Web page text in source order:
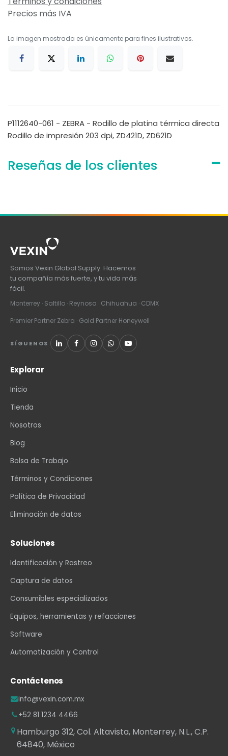
Precios más IVA
La imagen mostrada es únicamente para fines ilustrativos.
P1112640-061 - ZEBRA - Rodillo de platina térmica directa
Rodillo de impresión 203 dpi, ZD421D, ZD621D
Reseñas de los clientes
Somos Vexin Global Supply. Hacemos
tu compañía más fuerte, y tu vida más
fácil.
Monterrey · Saltillo · Reynosa · Chihuahua · CDMX
Premier Partner Zebra · Gold Partner Honeywell
SÍGUENOS
Explorar
Inicio
Tienda
Nosotros
Blog
Bolsa de Trabajo
Términos y Condiciones
Política de Privacidad
Eliminación de datos
Soluciones
Identificación y Rastreo
Captura de datos
Consumibles especializados
Equipos, herramientas y refacciones
Software
Automatización y Control
Contáctenos
info@vexin.com.mx
+52 81 1234 4466
Hamburgo 312, Col. Altavista, Monterrey, N.L., C.P.
64840, México